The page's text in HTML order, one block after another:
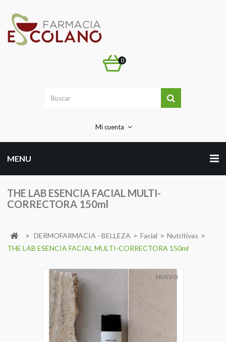
0
Mi cuenta
MENU
THE LAB ESENCIA FACIAL MULTI-
CORRECTORA 150ml
> DERMOFARMACIA - BELLEZA > Facial > Nutritivas >
THE LAB ESENCIA FACIAL MULTI-CORRECTORA 150ml
NUEVO